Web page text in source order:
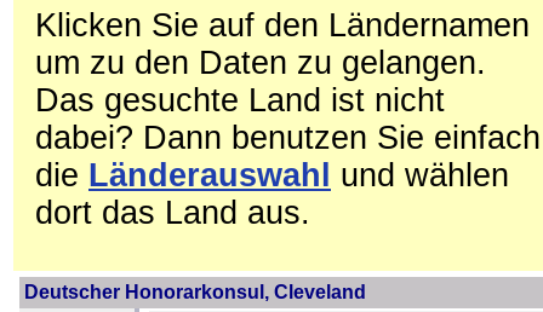
Klicken Sie auf den Ländernamen
um zu den Daten zu gelangen.
Das gesuchte Land ist nicht
dabei? Dann benutzen Sie einfach
die Länderauswahl
und wählen
dort das Land aus.
Deutscher Honorarkonsul, Cleveland